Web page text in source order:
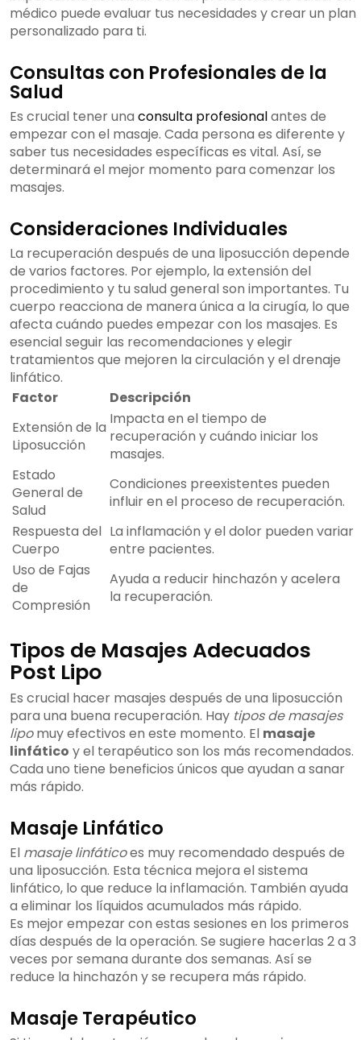
médico puede evaluar tus necesidades y crear un plan
personalizado para ti.
Consultas con Profesionales de la
Salud
Es crucial tener una consulta profesionalantes de
empezar con el masaje. Cada persona es diferente y
saber tus necesidades específicas es vital. Así, se
determinará el mejor momento para comenzar los
masajes.
Consideraciones Individuales
La recuperación después de una liposucción depende
de varios factores. Por ejemplo, la extensión del
procedimiento y tu salud general son importantes. Tu
cuerpo reacciona de manera única a la cirugía, lo que
afecta cuándo puedes empezar con los masajes. Es
esencial seguir las recomendaciones y elegir
tratamientos que mejoren la circulación y el drenaje
linfático.
Factor
Descripción
Extensión de la
Liposucción
Impacta en el tiempo de
recuperación y cuándo iniciar los
masajes.
Estado
General de
Salud
Condiciones preexistentes pueden
influir en el proceso de recuperación.
Respuesta del
Cuerpo
La inflamación y el dolor pueden variar
entre pacientes.
Uso de Fajas
de
Compresión
Ayuda a reducir hinchazón y acelera
la recuperación.
Tipos de Masajes Adecuados
Post Lipo
Es crucial hacer masajes después de una liposucción
para una buena recuperación. Hay tipos de masajes
lipomuy efectivos en este momento. El masaje
linfático y el terapéutico son los más recomendados.
Cada uno tiene beneficios únicos que ayudan a sanar
más rápido.
Masaje Linfático
El masaje linfáticoes muy recomendado después de
una liposucción. Esta técnica mejora el sistema
linfático, lo que reduce la inflamación. También ayuda
a eliminar los líquidos acumulados más rápido.
Es mejor empezar con estas sesiones en los primeros
días después de la operación. Se sugiere hacerlas 2 a 3
veces por semana durante dos semanas. Así se
reduce la hinchazón y se recupera más rápido.
Masaje Terapéutico